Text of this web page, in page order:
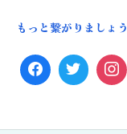
もっと繋がりましょう